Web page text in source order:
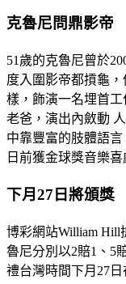
克魯尼問鼎影帝
51歲的克魯尼曾於
度入圍影帝都摃龜
樣，飾演一名埋首
老爸，演出內斂動
中靠豐富的肢體語
日前獲金球獎音樂
下月27日將頒獎
博彩網站William Hill
魯尼分別以2賠1、5
禮台灣時間下月27